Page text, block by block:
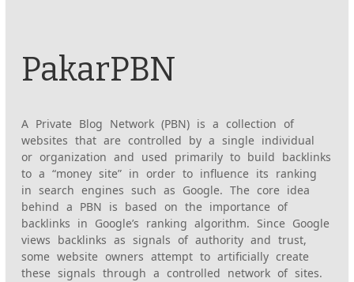
PakarPBN
A Private Blog Network (PBN) is a collection of
websites that are controlled by a single individual
or organization and used primarily to build backlinks
to a “money site” in order to influence its ranking
in search engines such as Google. The core idea
behind a PBN is based on the importance of
backlinks in Google’s ranking algorithm. Since Google
views backlinks as signals of authority and trust,
some website owners attempt to artificially create
these signals through a controlled network of sites.